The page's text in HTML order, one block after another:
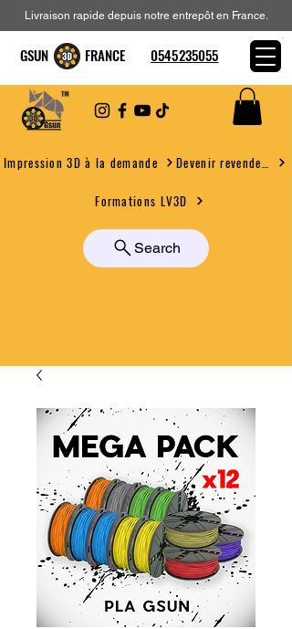
Impression 3D à la demande
Formations LV3D
Search
Livraison rapide depuis notre entrepôt en France.
GSUN FRANCE 0545235055